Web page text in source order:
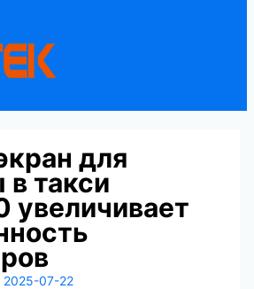
для
такси
увеличивает
2025-07-22